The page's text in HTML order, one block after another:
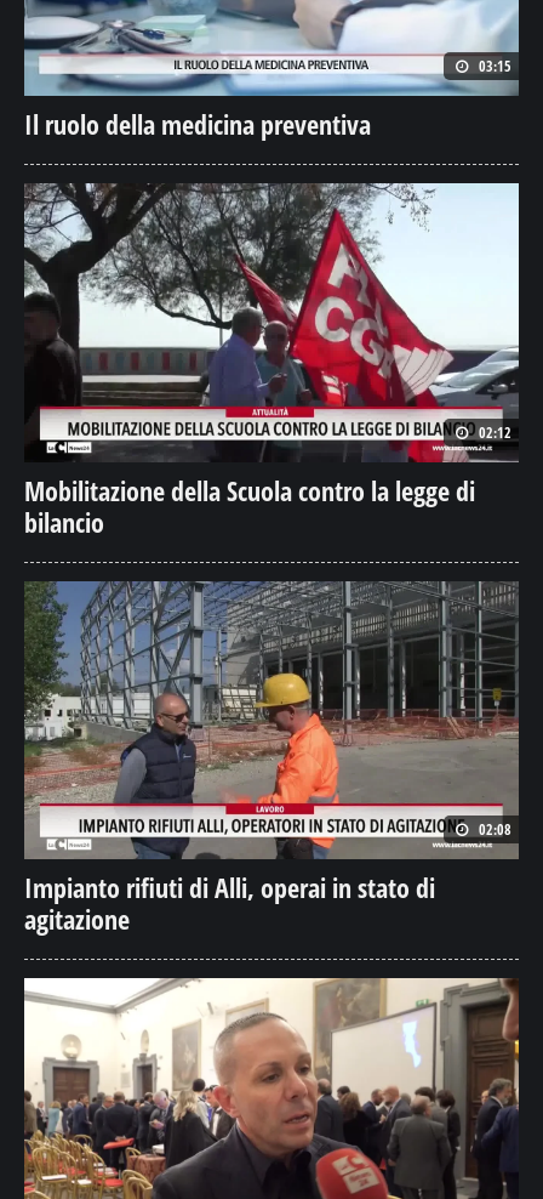
03:15
Il ruolo della medicina preventiva
02:12
Mobilitazione della Scuola contro la legge di
bilancio
02:08
Impianto rifiuti di Alli, operai in stato di
agitazione